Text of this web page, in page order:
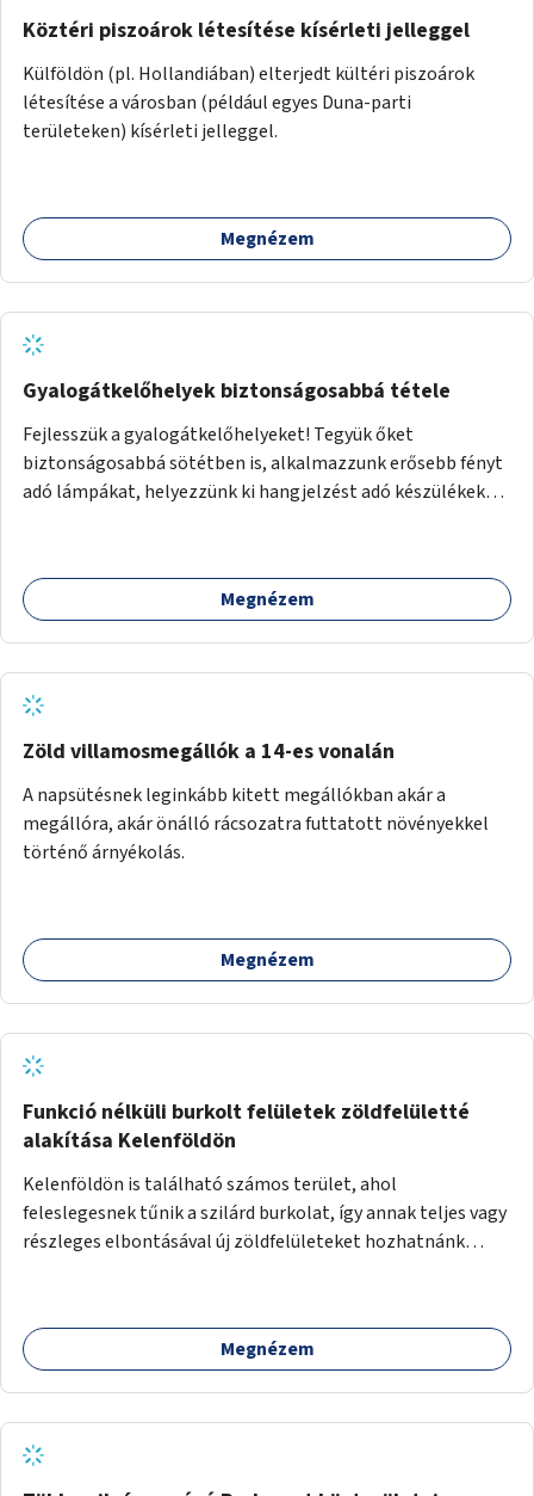
Köztéri piszoárok létesítése kísérleti jelleggel
Külföldön (pl. Hollandiában) elterjedt kültéri piszoárok
létesítése a városban (például egyes Duna-parti
területeken) kísérleti jelleggel.
Megnézem
Gyalogátkelőhelyek biztonságosabbá tétele
Fejlesszük a gyalogátkelőhelyeket! Tegyük őket
biztonságosabbá sötétben is, alkalmazzunk erősebb fényt
adó lámpákat, helyezzünk ki hangjelzést adó készülékeket
Megnézem
Zöld villamosmegállók a 14-es vonalán
A napsütésnek leginkább kitett megállókban akár a
megállóra, akár önálló rácsozatra futtatott növényekkel
történő árnyékolás.
Megnézem
Funkció nélküli burkolt felületek zöldfelületté
alakítása Kelenföldön
Kelenföldön is található számos terület, ahol
feleslegesnek tűnik a szilárd burkolat, így annak teljes vagy
részleges elbontásával új zöldfelületeket hozhatnánk
aszfaltos területek.
Megnézem